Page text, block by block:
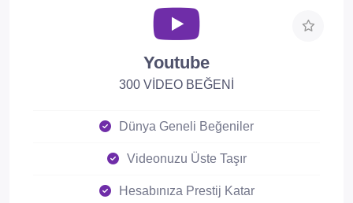
Youtube
300 VİDEO BEĞENİ
Dünya Geneli Beğeniler
Videonuzu Üste Taşır
Hesabınıza Prestij Katar